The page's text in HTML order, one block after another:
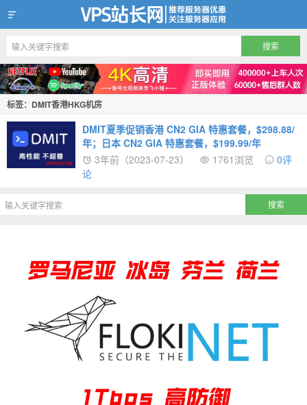
VPS站长网
标签：DMIT香港HKG机房
DMIT夏季促销香港 CN2 GIA 特惠套餐，$298.88/
年；日本 CN2 GIA 特惠套餐，$199.99/年
3年前（2023-07-23）
1761浏览
0评
论